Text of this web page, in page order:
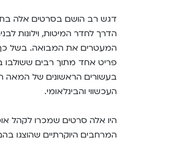
דגש רב הושם בסרטים אלה
הדרך לחדר המיטות, וילונות
המעטרים את המבואה. בשל כך,
פריט אחד מתוך רבים ששולבו
העכשווי והבינלאומי.
היו אלה סרטים שמכרו לקהל
המרחבים היוקרתיים שהוצגו